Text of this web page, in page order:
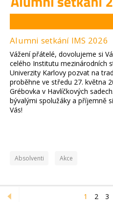
Alumni setkání IMS 2026
Vážení přátelé, dovolujeme si
celého Institutu mezinárodních
Univerzity Karlovy pozvat na
proběhne ve středu 27. května
Grébovka v Havlíčkových
bývalými spolužáky a příjemně
Vás!
Absolventi Akce
1 2 3